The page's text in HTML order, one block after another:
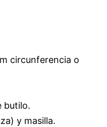
circunferencia o
butilo.
y masilla.